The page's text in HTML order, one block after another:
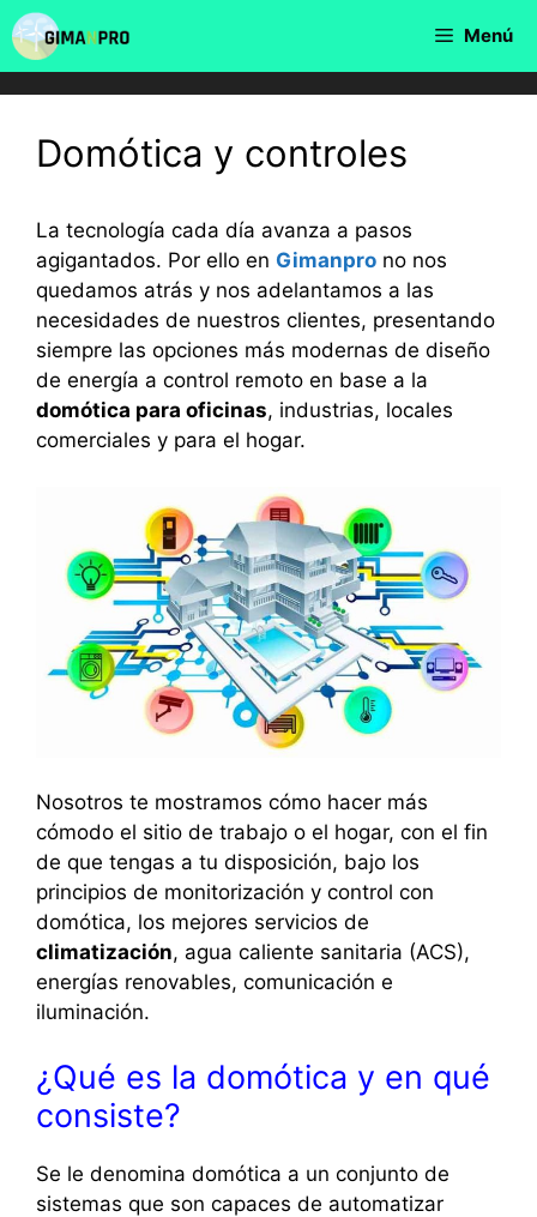
Saltar
al
contenido
Menú
Domótica y controles
La tecnología cada día avanza a pasos
agigantados. Por ello en Gimanpro no nos
quedamos atrás y nos adelantamos a las
necesidades de nuestros clientes, presentando
siempre las opciones más modernas de diseño
de energía a control remoto en base a la
domótica para oficinas, industrias, locales
comerciales y para el hogar.
Nosotros te mostramos cómo hacer más
cómodo el sitio de trabajo o el hogar, con el fin
de que tengas a tu disposición, bajo los
principios de monitorización y control con
domótica, los mejores servicios de
climatización, agua caliente sanitaria (ACS),
energías renovables, comunicación e
iluminación.
¿Qué es la domótica y en qué
consiste?
Se le denomina domótica a un conjunto de
sistemas que son capaces de automatizar